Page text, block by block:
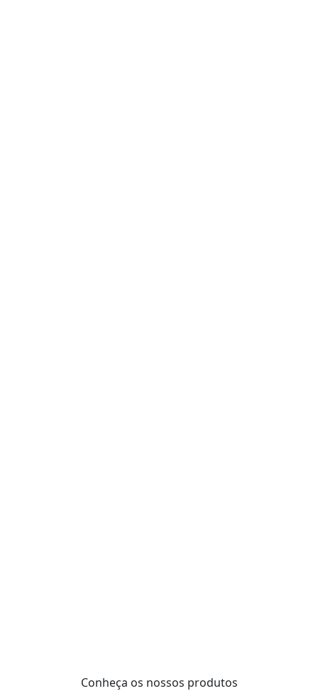
Conheça os nossos produtos